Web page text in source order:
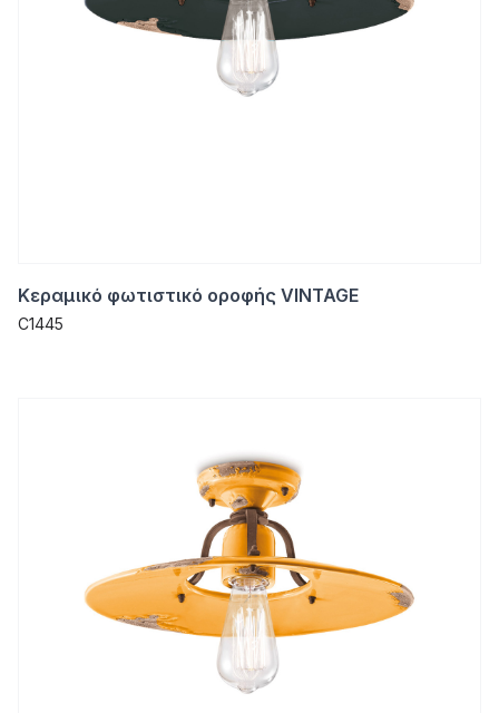
Κεραμικό φωτιστικό οροφής VINTAGE
C1445